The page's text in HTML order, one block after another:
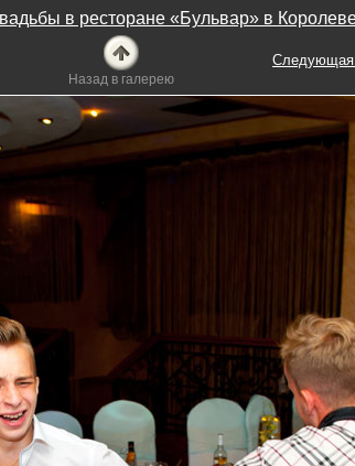
в ресторане «Бульвар» в
Назад в галерею
Следующая